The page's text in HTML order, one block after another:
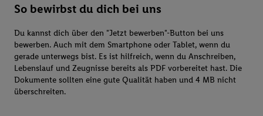
So bewirbst du dich bei uns
Du kannst dich über den "Jetzt bewerben"-Button bei uns
bewerben. Auch mit dem Smartphone oder Tablet, wenn du
gerade unterwegs bist. Es ist hilfreich, wenn du Anschreiben,
Lebenslauf und Zeugnisse bereits als PDF vorbereitet hast. Die
Dokumente sollten eine gute Qualität haben und 4 MB nicht
überschreiten.